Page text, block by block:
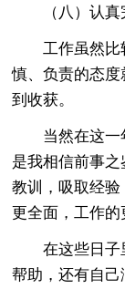
（八）认
工作虽然
慎、负责的态
到收获。
当然在这
是我相信前事
教训，吸取经
更全面，工作的
在这些日
帮助，还有自